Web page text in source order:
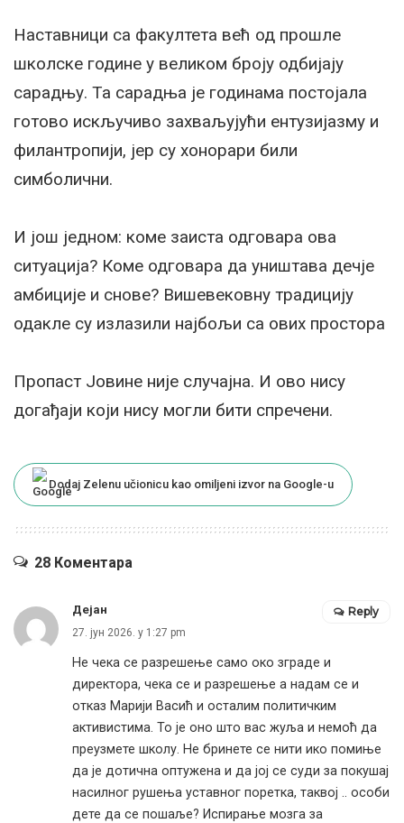
Наставници са факултета већ од прошле
школске године у великом броју одбијају
сарадњу. Та сарадња је годинама постојала
готово искључиво захваљујући ентузијазму и
филантропији, јер су хонорари били
симболични.
И још једном: коме заиста одговара ова
ситуација? Коме одговара да уништава дечје
амбиције и снове? Вишевековну традицију
одакле су излазили најбољи са ових простора
Пропаст Јовине није случајна. И ово нису
догађаји који нису могли бити спречени.
Dodaj Zelenu učionicu kao omiljeni izvor na Google-u
28 Коментара
Дејан
27. јун 2026. у 1:27 pm
Не чека се разрешење само око зграде и
директора, чека се и разрешење а надам се и
отказ Марији Васић и осталим политичким
активистима. То је оно што вас жуља и немоћ да
преузмете школу. Не бринете се нити ико помиње
да је дотична оптужена и да јој се суди за покушај
насилног рушења уставног поретка, таквој .. особи
дете да се пошаље? Испирање мозга за
Reply